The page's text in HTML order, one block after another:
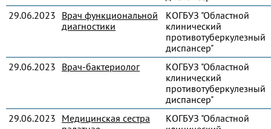
29.06.2023 Врач функциональной
диагностики
КОГБУЗ "Областной
клинический
противотуберкулезный
диспансер"
29.06.2023 Врач-бактериолог
КОГБУЗ "Областной
клинический
противотуберкулезный
диспансер"
29.06.2023 Медицинская сестра
КОГБУЗ "Областной